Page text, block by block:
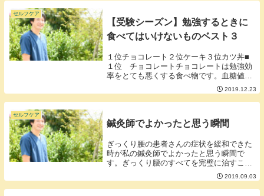
セルフケア
【受験シーズン】勉強するときに
食べてはいけないものベスト３
１位チョコレート２位ケーキ３位カツ丼■
１位 チョコレートチョコレートは勉強効
率をとても悪くする食べ物です。血糖値を
急激に上げる作用がありカラダがだるくな
ってしまいます。また、急激に上がった血
糖値をカラダは頑張って下げようとしま
2019.12.23
セルフケア
鍼灸師でよかったと思う瞬間
ぎっくり腰の患者さんの症状を緩和できた
時が私の鍼灸師でよかったと思う瞬間で
す。ぎっくり腰のすべてを完璧に治すこと
ができるとは思いませんが座って立ってす
ら厳しい人が鍼治療を受けた後に普通に歩
いていけるようになる深々とお辞儀をして
2019.09.03